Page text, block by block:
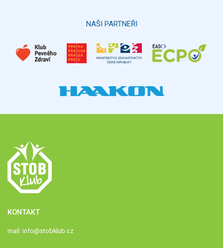
NAŠI PARTNEŘI
KONTAKT
mail: info@stobklub.cz